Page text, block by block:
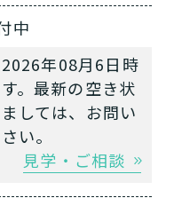
中
年08月6日時
。最新の空き状
しては、お問い
い。
見学・ご相談